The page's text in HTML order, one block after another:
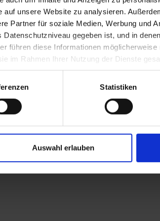
auf unsere Website zu analysieren.
Partner für soziale Medien, Werbung und
gegeben ist, und in
führen diese Informationen
im Rahmen Ihrer Nutzung der Dienste
Statistiken
Auswahl erlauben
für Gold- und Silberwarenerzeuger,
Seine zahlreichen Ölbilder, Aquarelle,
österreichischen Alpen, denen seine
malerischen Auffassung sind es stets